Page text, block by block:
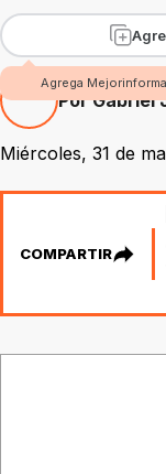
Agrega
Por Gabriel
Miércoles, 31 de
COMPARTIR